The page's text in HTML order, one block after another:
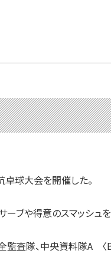
球大会を開催した。
ブや得意のスマッシュ
隊、中央資料隊A 〈